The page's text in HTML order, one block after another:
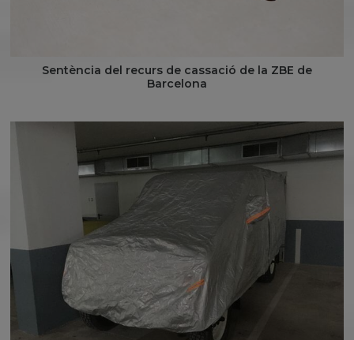
Sentència del recurs de cassació de la ZBE de
Barcelona